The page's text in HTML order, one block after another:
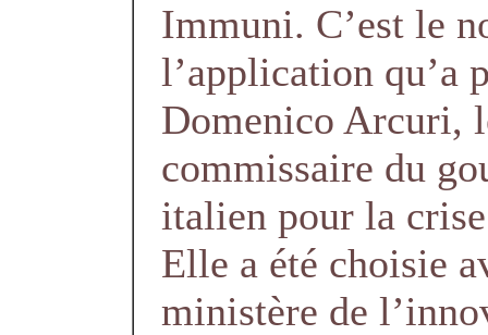
Immuni. C’est le
l’application qu’a
Domenico Arcuri,
commissaire du
italien pour la
Elle a été choisie
ministère de